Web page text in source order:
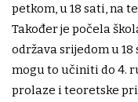
petkom, u 18 sati, na
Također je počela
održava srijedom u
mogu to učiniti do 4.
prolaze i teoretske